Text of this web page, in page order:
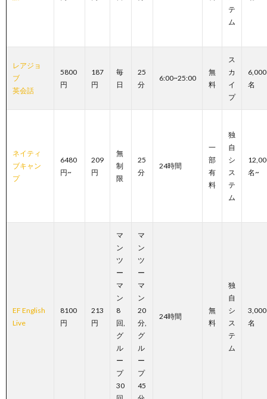
テ
ム
レアジョ
ブ
英会話
5800
円
187
円
毎
日
25
分
6:00~25:00
無
料
ス
カ
イ
プ
6,000
名
ネイティ
ブキャン
プ
6480
円~
209
円
無
制
限
25
分
24時間
一
部
有
料
独
自
シ
ス
テ
ム
名~
EF English
Live
8100
円
213
円
マ
ン
ツ
ー
マ
ン
8
回,
グ
ル
ー
プ
30
マ
ン
ツ
ー
マ
ン
20
分,
グ
ル
ー
プ
45
24時間
無
料
独
自
シ
ス
テ
ム
3,000
名